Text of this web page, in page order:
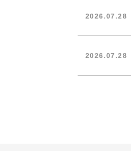
2026.07.28
2026.07.28